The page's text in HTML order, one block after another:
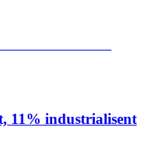
11% industrialisent